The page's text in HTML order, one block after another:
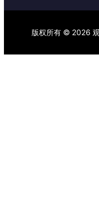
版权所有 © 2026